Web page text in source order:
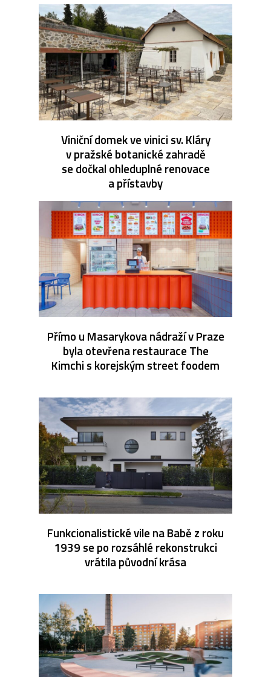
Viniční domek ve vinici sv. Kláry
v pražské botanické zahradě
se dočkal ohleduplné renovace
a přístavby
Přímo u Masarykova nádraží v Praze
byla otevřena restaurace The
Kimchi s korejským street foodem
Funkcionalistické vile na Babě z roku
1939 se po rozsáhlé rekonstrukci
vrátila původní krása